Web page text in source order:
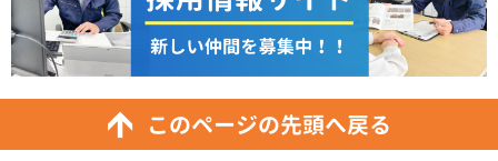
このページの先頭へ戻る